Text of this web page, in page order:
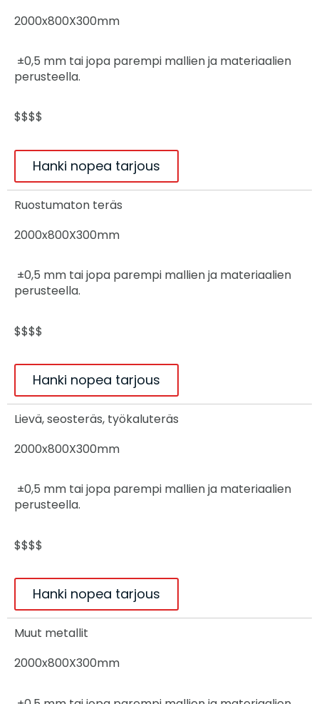
2000x800X300mm
±0,5 mm tai jopa parempi mallien ja materiaalien
perusteella.
$$$$
Hanki nopea tarjous
Ruostumaton teräs
2000x800X300mm
±0,5 mm tai jopa parempi mallien ja materiaalien
perusteella.
$$$$
Hanki nopea tarjous
Lievä, seosteräs, työkaluteräs
2000x800X300mm
±0,5 mm tai jopa parempi mallien ja materiaalien
perusteella.
$$$$
Hanki nopea tarjous
Muut metallit
2000x800X300mm